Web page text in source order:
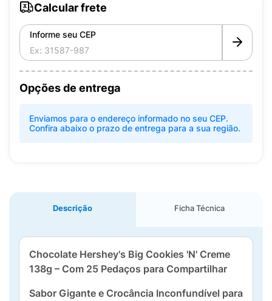
Calcular frete
Informe seu CEP
Opções de entrega
Enviamos para o endereço informado no seu CEP.
Confira abaixo o prazo de entrega para a sua região.
Descrição Ficha Técnica
Chocolate Hershey's Big Cookies 'N' Creme
138g – Com 25 Pedaços para Compartilhar
Sabor Gigante e Crocância Inconfundível para